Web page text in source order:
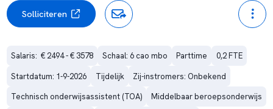
Solliciteren
Salaris:  € 2494 - € 3578 Schaal: 6 cao mbo Parttime
0,2 FTE
Startdatum: 1-9-2026
Tijdelijk
Zij-instromers: Onbekend
Technisch onderwijsassistent (TOA)
Middelbaar beroepsonderwijs